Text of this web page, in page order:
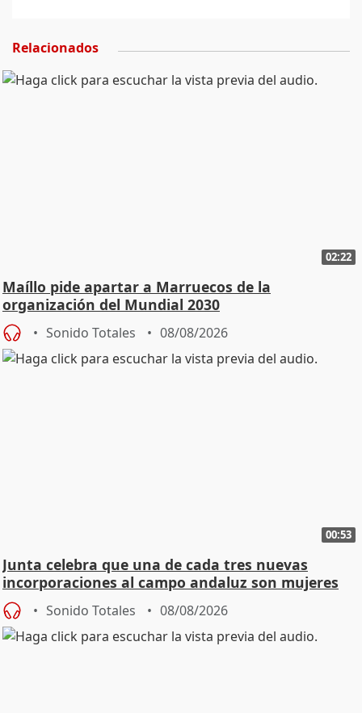
Relacionados
02:22
Maíllo pide apartar a Marruecos de la
organización del Mundial 2030
Sonido Totales 08/08/2026
00:53
Junta celebra que una de cada tres nuevas
incorporaciones al campo andaluz son mujeres
jóvenes
Sonido Totales 08/08/2026